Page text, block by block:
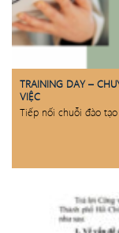
TRAINING DAY –
VIỆC
Tiếp nối chuỗi đào